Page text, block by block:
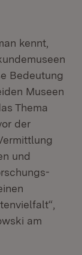
kennt,
Bedeutung
Museen
Thema
der
und
am